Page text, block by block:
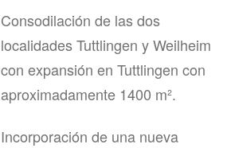
Consodilación de las dos
localidades Tuttlingen y Weilheim
con expansión en Tuttlingen con
aproximadamente 1400 m².
Incorporación de una nueva